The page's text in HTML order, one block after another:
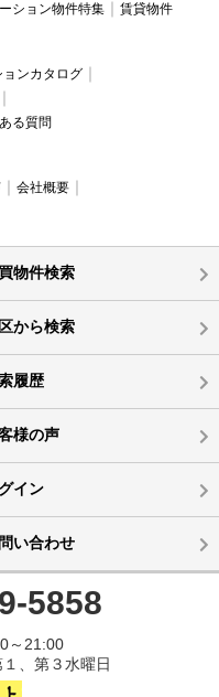
ション物件特集 賃貸物件
ョンカタログ
る質問
会社概要
物件検索
から検索
履歴
様の声
イン
い合わせ
5858
～21:00
、第３水曜日